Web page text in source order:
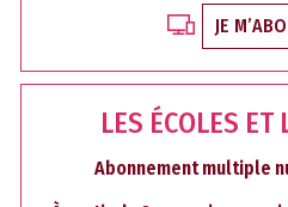
JE
LES ÉCOLES ET
Abonnement multiple